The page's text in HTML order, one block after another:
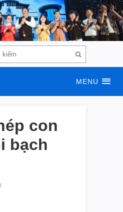
MENU
con
bạch